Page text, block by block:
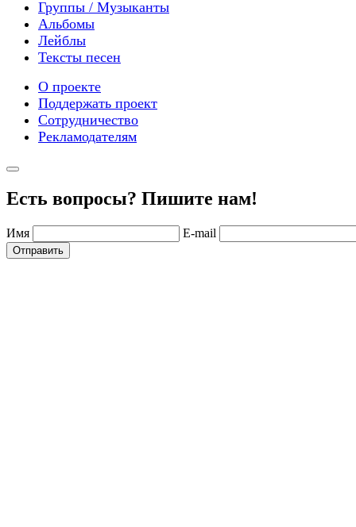
Группы / Музыканты
Альбомы
Лейблы
Тексты песен
О проекте
Поддержать проект
Сотрудничество
Рекламодателям
Есть вопросы? Пишите нам!
Имя E-mail